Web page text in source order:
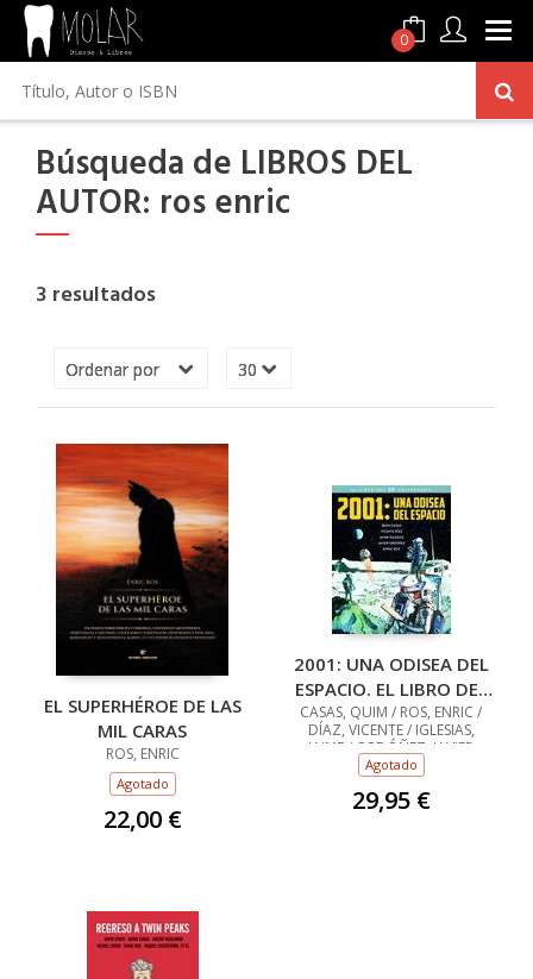
0
Búsqueda de LIBROS DEL
AUTOR: ros enric
3 resultados
EL SUPERHÉROE DE LAS
MIL CARAS
ROS, ENRIC
Agotado
22,00 €
2001: UNA ODISEA DEL
ESPACIO. EL LIBRO DEL
50 ANIVERSARIO
CASAS, QUIM / ROS, ENRIC /
DÍAZ, VICENTE / IGLESIAS,
JAIME / ORDÓÑEZ, JAVIER
Agotado
29,95 €